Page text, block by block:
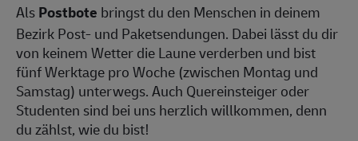
AlsPostbote bringst du den Menschen in deinem
Bezirk Post- und Paketsendungen. Dabei lässt du dir
von keinem Wetter die Laune verderben und bist
fünf Werktage pro Woche (zwischen Montag und
Samstag) unterwegs. Auch Quereinsteiger oder
Studenten sind bei uns herzlich willkommen, denn
du zählst, wie du bist!